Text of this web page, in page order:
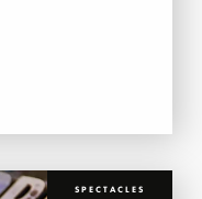
SPECTACLES